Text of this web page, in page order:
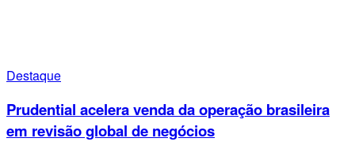
Destaque
Prudential acelera venda da operação brasileira
em revisão global de negócios